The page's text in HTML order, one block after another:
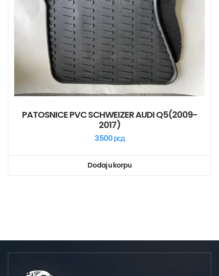
PATOSNICE PVC SCHWEIZER AUDI Q5(2009-
2017)
3.500 рсд
Dodaj u korpu